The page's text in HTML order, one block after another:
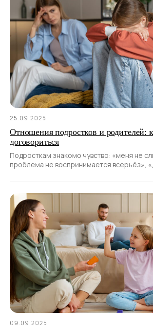
25.09.2025
Отношения подростков и родителей:
договориться
Подросткам знакомо чувство: «меня не
проблема не воспринимается всерьёз»,
09.09.2025